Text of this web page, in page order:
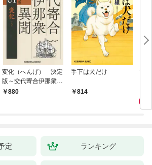
変化（へんげ） 決定
版～交代寄合伊那衆異
聞（1）～
880
手下は犬だけ
814
定 ランキング